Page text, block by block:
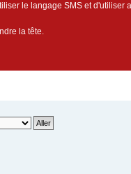
le langage SMS et d'utiliser
la tête.